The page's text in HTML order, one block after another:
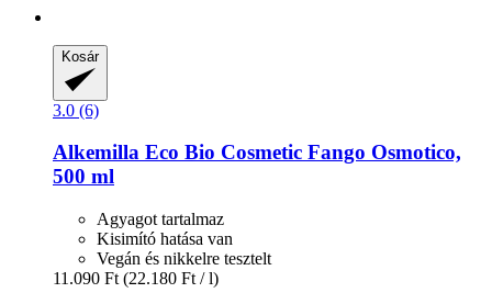
Kosár
3.0 (6)
Alkemilla Eco Bio Cosmetic Fango Osmotico,
500 ml
Agyagot tartalmaz
Kisimító hatása van
Vegán és nikkelre tesztelt
11.090 Ft (22.180 Ft / l)